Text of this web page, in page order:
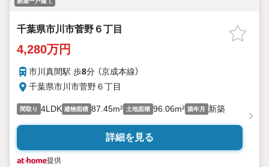
千葉県市川市菅野６丁目
4,280万円
市川真間駅 歩8分 （京成本線）
千葉県市川市菅野６丁目
間取り 4LDK 建物面積 87.45m² 土地面積 96.06m² 築年月 新築
詳細を見る
提供